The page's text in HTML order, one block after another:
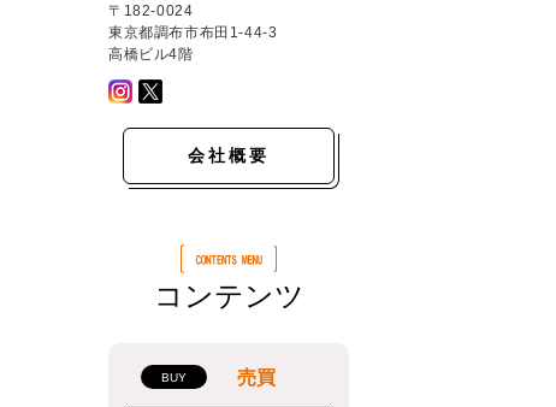
〒182-0024
東京都調布市布田1-44-3
高橋ビル4階
会社概要
コンテンツ
売買